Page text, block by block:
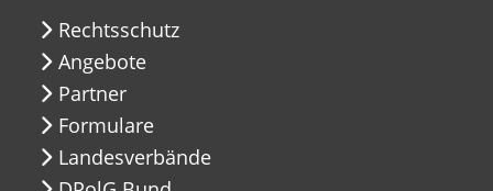
Rechtsschutz
Angebote
Partner
Formulare
Landesverbände